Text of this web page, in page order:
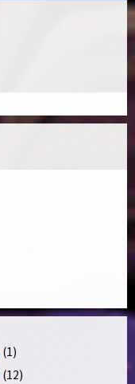
(1)
(12)